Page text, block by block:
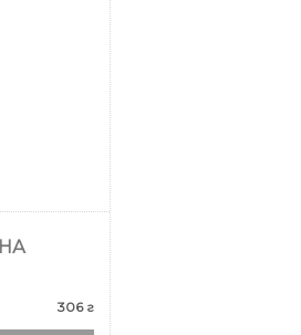
306 г